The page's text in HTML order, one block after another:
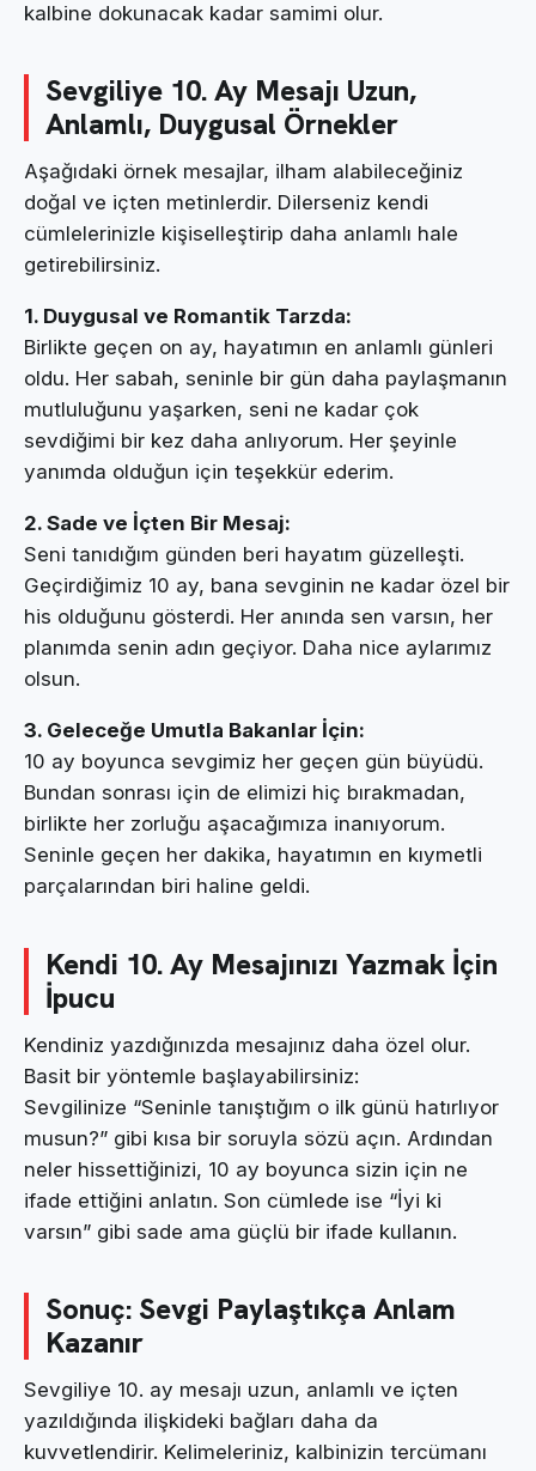
kalbine dokunacak kadar samimi olur.
Sevgiliye 10. Ay Mesajı Uzun,
Anlamlı, Duygusal Örnekler
Aşağıdaki örnek mesajlar, ilham alabileceğiniz
doğal ve içten metinlerdir. Dilerseniz kendi
cümlelerinizle kişiselleştirip daha anlamlı hale
getirebilirsiniz.
1. Duygusal ve Romantik Tarzda:
Birlikte geçen on ay, hayatımın en anlamlı günleri
oldu. Her sabah, seninle bir gün daha paylaşmanın
mutluluğunu yaşarken, seni ne kadar çok
sevdiğimi bir kez daha anlıyorum. Her şeyinle
yanımda olduğun için teşekkür ederim.
2. Sade ve İçten Bir Mesaj:
Seni tanıdığım günden beri hayatım güzelleşti.
Geçirdiğimiz 10 ay, bana sevginin ne kadar özel bir
his olduğunu gösterdi. Her anında sen varsın, her
planımda senin adın geçiyor. Daha nice aylarımız
olsun.
3. Geleceğe Umutla Bakanlar İçin:
10 ay boyunca sevgimiz her geçen gün büyüdü.
Bundan sonrası için de elimizi hiç bırakmadan,
birlikte her zorluğu aşacağımıza inanıyorum.
Seninle geçen her dakika, hayatımın en kıymetli
parçalarından biri haline geldi.
Kendi 10. Ay Mesajınızı Yazmak İçin
İpucu
Kendiniz yazdığınızda mesajınız daha özel olur.
Basit bir yöntemle başlayabilirsiniz:
Sevgilinize “Seninle tanıştığım o ilk günü hatırlıyor
musun?” gibi kısa bir soruyla sözü açın. Ardından
neler hissettiğinizi, 10 ay boyunca sizin için ne
ifade ettiğini anlatın. Son cümlede ise “İyi ki
varsın” gibi sade ama güçlü bir ifade kullanın.
Sonuç: Sevgi Paylaştıkça Anlam
Kazanır
Sevgiliye 10. ay mesajı uzun, anlamlı ve içten
yazıldığında ilişkideki bağları daha da
kuvvetlendirir. Kelimeleriniz, kalbinizin tercümanı